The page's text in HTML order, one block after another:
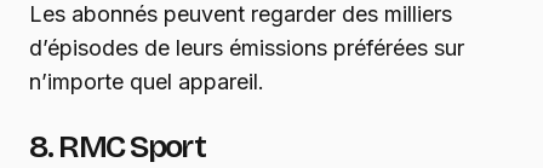
Les abonnés peuvent regarder des milliers
d’épisodes de leurs émissions préférées sur
n’importe quel appareil.
8. RMC Sport